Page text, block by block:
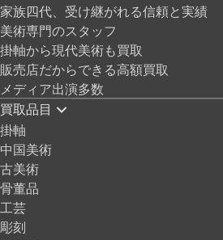
家族四代、受け継がれる信頼と実績
美術専門のスタッフ
掛軸から現代美術も買取
販売店だからできる高額買取
メディア出演多数
買取品目
掛軸
中国美術
古美術
骨董品
工芸
彫刻